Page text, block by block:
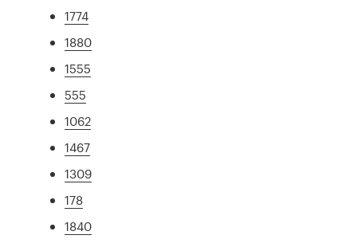
1774
1880
1555
555
1062
1467
1309
178
1840